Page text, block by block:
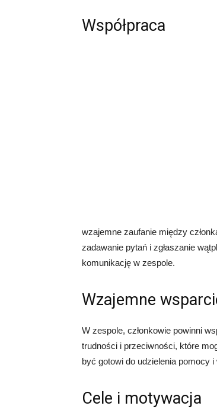
Współpraca
wzajemne zaufanie między
zadawanie pytań i zgłaszanie
komunikację w zespole.
Wzajemne
W zespole, członkowie powinni
trudności i przeciwności, które
być gotowi do udzielenia pomocy
Cele i motywacja